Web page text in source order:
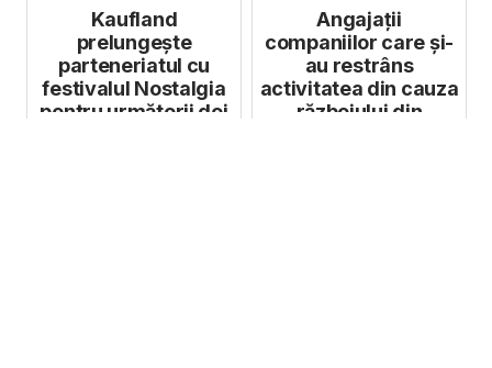
Kaufland
prelungește
parteneriatul cu
festivalul Nostalgia
pentru următorii doi
Angajații
companiilor care și-
au restrâns
activitatea din cauza
războiului din